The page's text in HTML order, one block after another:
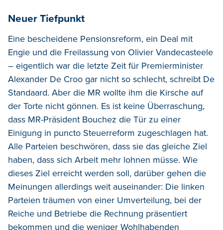
Neuer Tiefpunkt
Eine bescheidene Pensionsreform, ein Deal mit
Engie und die Freilassung von Olivier Vandecasteele
– eigentlich war die letzte Zeit für Premierminister
Alexander De Croo gar nicht so schlecht, schreibt De
Standaard. Aber die MR wollte ihm die Kirsche auf
der Torte nicht gönnen. Es ist keine Überraschung,
dass MR-Präsident Bouchez die Tür zu einer
Einigung in puncto Steuerreform zugeschlagen hat.
Alle Parteien beschwören, dass sie das gleiche Ziel
haben, dass sich Arbeit mehr lohnen müsse. Wie
dieses Ziel erreicht werden soll, darüber gehen die
Meinungen allerdings weit auseinander: Die linken
Parteien träumen von einer Umverteilung, bei der
Reiche und Betriebe die Rechnung präsentiert
bekommen und die weniger Wohlhabenden